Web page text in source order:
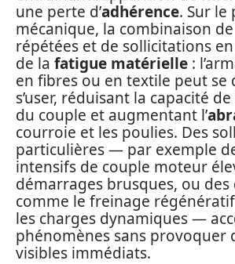
une perte d’adhérence. Sur le
mécanique, la combinaison
répétées et de sollicitations
de la fatigue matérielle :
en fibres ou en textile peut se
s’user, réduisant la capacité
du couple et augmentant l’
courroie et les poulies. Des
particulières — par exemple
intensifs de couple moteur
démarrages brusques, ou
comme le freinage
les charges dynamiques —
phénomènes sans provoquer
visibles immédiats.